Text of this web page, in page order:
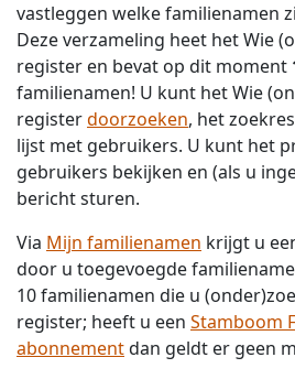
vastleggen welke familienamen
Deze verzameling heet het Wie
register en bevat op dit moment
familienamen! U kunt het Wie
registerdoorzoeken, het
lijst met gebruikers. U kunt het
gebruikers bekijken en (als u
bericht sturen.
Via Mijn familienamen krijgt u
door u toegevoegde
10 familienamen die u
register; heeft u een Stamboom
abonnementdan geldt er geen